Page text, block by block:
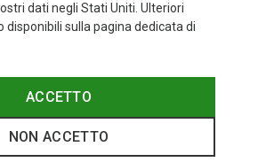
+11
fino a 34%
dati negli Stati Uniti. Ulteriori
sulla pagina dedicata di
ACCETTO
NON ACCETTO